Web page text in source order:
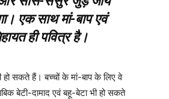
एक साथ मां-बाप एवं
ही पवित्र है।
हो सकते हैं। बच्चों के मां-बाप के लिए वे
बेटी-दामाद एवं बहू-बेटा भी हो सकते